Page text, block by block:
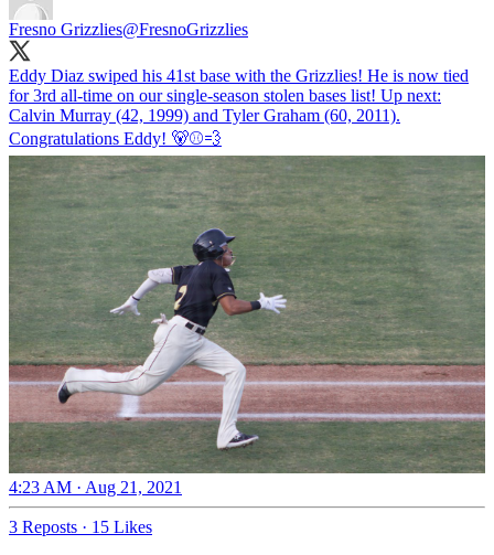
Fresno Grizzlies@FresnoGrizzlies
Eddy Diaz swiped his 41st base with the Grizzlies! He is now tied
for 3rd all-time on our single-season stolen bases list! Up next:
Calvin Murray (42, 1999) and Tyler Graham (60, 2011).
Congratulations Eddy! 🐻⚾️💨
4:23 AM · Aug 21, 2021
3 Reposts · 15 Likes